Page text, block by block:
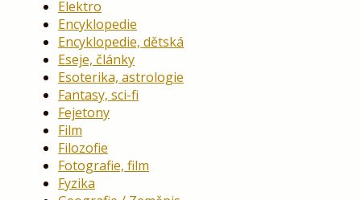
Elektro
Encyklopedie
Encyklopedie, dětská
Eseje, články
Esoterika, astrologie
Fantasy, sci-fi
Fejetony
Film
Filozofie
Fotografie, film
Fyzika